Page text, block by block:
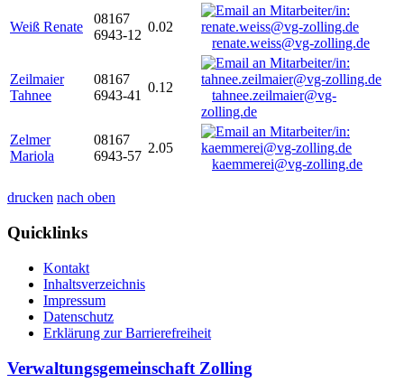
Weiß Renate
08167
6943-12
0.02
renate.weiss@vg-zolling.de
Zeilmaier
Tahnee
08167
6943-41
0.12
tahnee.zeilmaier@vg-
zolling.de
Zelmer
Mariola
08167
6943-57
2.05
kaemmerei@vg-zolling.de
drucken nach oben
Quicklinks
Kontakt
Inhaltsverzeichnis
Impressum
Datenschutz
Erklärung zur Barrierefreiheit
Verwaltungsgemeinschaft Zolling